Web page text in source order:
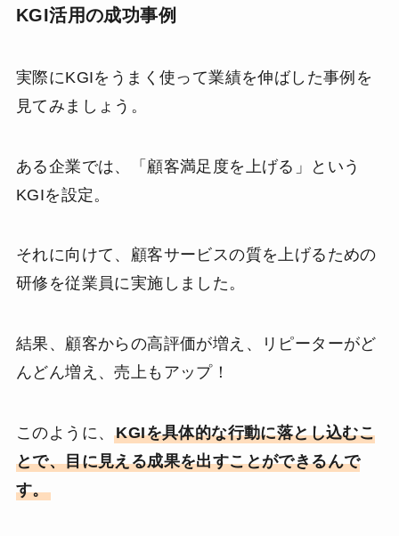
KGI活用の成功事例
実際にKGIをうまく使って業績を伸ばした事例を
見てみましょう。
ある企業では、「顧客満足度を上げる」という
KGIを設定。
それに向けて、顧客サービスの質を上げるための
研修を従業員に実施しました。
結果、顧客からの高評価が増え、リピーターがど
んどん増え、売上もアップ！
このように、KGIを具体的な行動に落とし込むこ
とで、目に見える成果を出すことができるんで
す。